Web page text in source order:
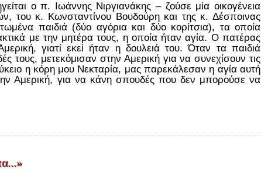
ο π. Ιωάννης Νιργιανάκης – ζούσε μία οικογένεια
του κ. Κωνσταντίνου Βουδούρη και της κ. Δέσποινας
παιδιά (δύο αγόρια και δύο κορίτσια), τα οποία
με την μητέρα τους, η οποία ήταν αγία. Ο πατέρας
γιατί εκεί ήταν η δουλειά του. Όταν τα παιδιά
τους, μετεκόμισαν στην Αμερική για να συνεχίσουν τις
η κόρη μου Νεκταρία, μας παρεκάλεσαν η αγία αυτή
Αμερική, για να κάνη σπουδές που δεν μπορούσε να